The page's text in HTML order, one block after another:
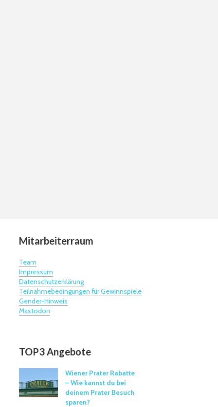
Mitarbeiterraum
Team
Impressum
Datenschutzerklärung
Teilnahmebedingungen für Gewinnspiele
Gender-Hinweis
Mastodon
TOP3 Angebote
Wiener Prater Rabatte
– Wie kannst du bei
deinem Prater Besuch
sparen?